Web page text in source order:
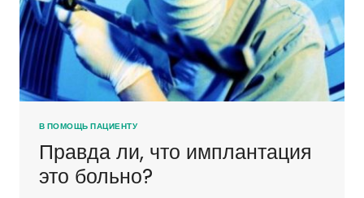
В ПОМОЩЬ ПАЦИЕНТУ
Правда ли, что имплантация
это больно?